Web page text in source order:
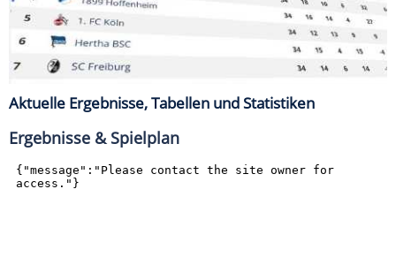
Aktuelle Ergebnisse, Tabellen und Statistiken
Ergebnisse & Spielplan